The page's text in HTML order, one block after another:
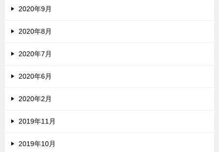
2020年9月
2020年8月
2020年7月
2020年6月
2020年2月
2019年11月
2019年10月